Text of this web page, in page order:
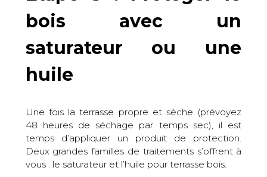
bois avec un
saturateur ou une
huile
Une fois la terrasse propre et sèche (prévoyez
48 heures de séchage par temps sec), il est
temps d’appliquer un produit de protection.
Deux grandes familles de traitements s’offrent à
vous : le saturateur et l’huile pour terrasse bois.